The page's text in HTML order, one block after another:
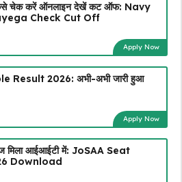
कैसे चेक करें ऑनलाइन देखें कट ऑफ: Navy
Check Cut Off
Apply Now
Result 2026: अभी-अभी जारी हुआ
Apply Now
मिला आईआईटी में: JoSAA Seat
Download